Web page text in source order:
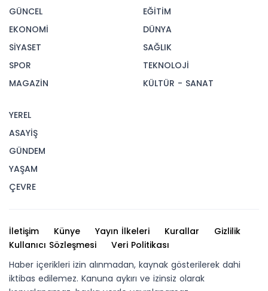
GÜNCEL
EKONOMİ
SİYASET
SPOR
MAGAZİN
EĞİTİM
DÜNYA
SAĞLIK
TEKNOLOJİ
KÜLTÜR - SANAT
YEREL
ASAYİŞ
GÜNDEM
YAŞAM
ÇEVRE
İletişim Künye Yayın İlkeleri Kurallar
Gizlilik
Kullanıcı Sözleşmesi
Veri Politikası
Haber içerikleri izin alınmadan, kaynak gösterilerek dahi
iktibas edilemez. Kanuna aykırı ve izinsiz olarak